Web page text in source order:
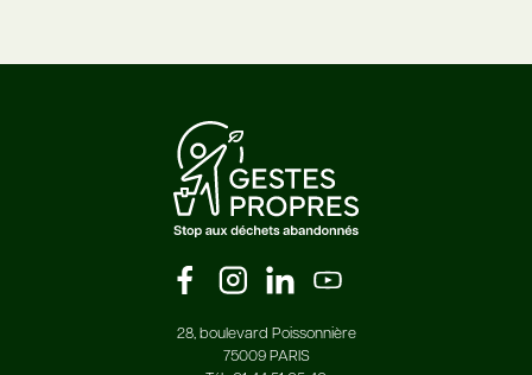
28, boulevard Poissonnière
75009 PARIS